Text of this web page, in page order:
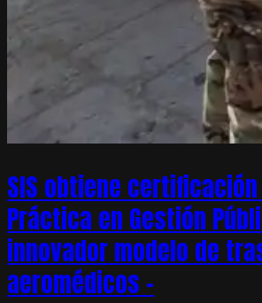
SIS obtiene certificación
Práctica en Gestión
innovador modelo de
aeromédicos –